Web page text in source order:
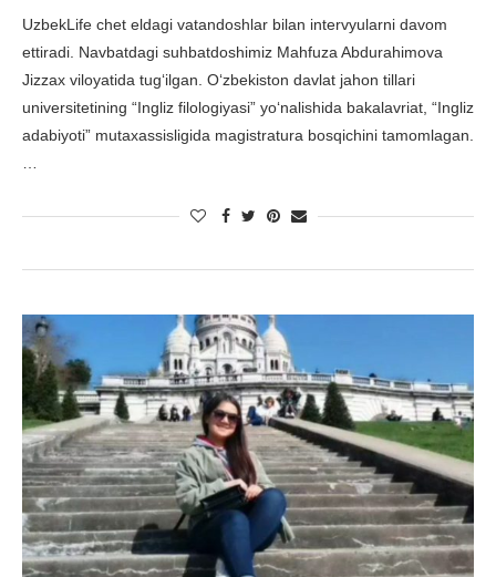
UzbekLife chet eldagi vatandoshlar bilan intervyularni davom
ettiradi. Navbatdagi suhbatdoshimiz Mahfuza Abdurahimova
Jizzax viloyatida tug‘ilgan. O‘zbekiston davlat jahon tillari
universitetining “Ingliz filologiyasi” yo‘nalishida bakalavriat, “Ingliz
adabiyoti” mutaxassisligida magistratura bosqichini tamomlagan.